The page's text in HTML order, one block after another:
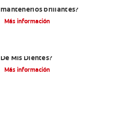
mantenerlos brillantes?
Más información
De Mis Dientes?
Más información